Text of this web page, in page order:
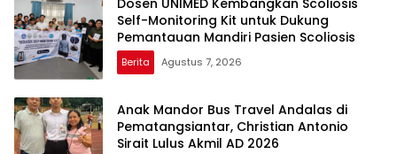
Dosen UNIMED Kembangkan Scoliosis
Self-Monitoring Kit untuk Dukung
Pemantauan Mandiri Pasien Scoliosis
Berita Agustus 7, 2026
Anak Mandor Bus Travel Andalas di
Pematangsiantar, Christian Antonio
Sirait Lulus Akmil AD 2026